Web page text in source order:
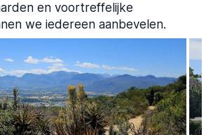
en voortreffelijke
we iedereen aanbevelen.